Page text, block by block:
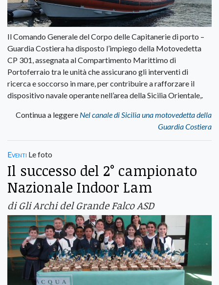
Il Comando Generale del Corpo delle Capitanerie di porto –
Guardia Costiera ha disposto l’impiego della Motovedetta
CP 301, assegnata al Compartimento Marittimo di
Portoferraio tra le unità che assicurano gli interventi di
ricerca e soccorso in mare, per contribuire a rafforzare il
dispositivo navale operante nell’area della Sicilia Orientale,.
Continua a leggere Nel canale di Sicilia una motovedetta della
Guardia Costiera
Eventi Le foto
Il successo del 2° campionato
Nazionale Indoor Lam
di Gli Archi del Grande Falco ASD